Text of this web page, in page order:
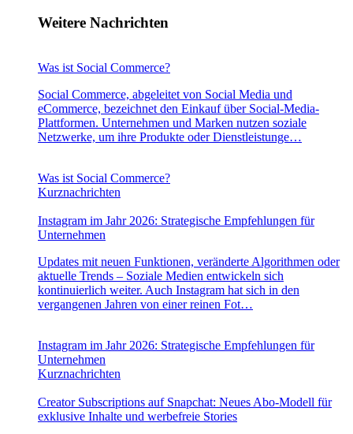
Weitere Nachrichten
Was ist Social Commerce?
Social Commerce, abgeleitet von Social Media und
eCommerce, bezeichnet den Einkauf über Social-Media-
Plattformen. Unternehmen und Marken nutzen soziale
Netzwerke, um ihre Produkte oder Dienstleistunge…
Was ist Social Commerce?
Kurznachrichten
Instagram im Jahr 2026: Strategische Empfehlungen für
Unternehmen
Updates mit neuen Funktionen, veränderte Algorithmen oder
aktuelle Trends – Soziale Medien entwickeln sich
kontinuierlich weiter. Auch Instagram hat sich in den
vergangenen Jahren von einer reinen Fot…
Instagram im Jahr 2026: Strategische Empfehlungen für
Unternehmen
Kurznachrichten
Creator Subscriptions auf Snapchat: Neues Abo-Modell für
exklusive Inhalte und werbefreie Stories